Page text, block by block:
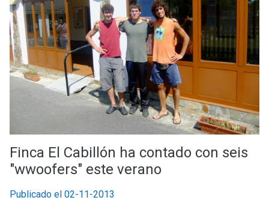
Finca El Cabillón ha contado con seis
"wwoofers" este verano
Publicado el 02-11-2013